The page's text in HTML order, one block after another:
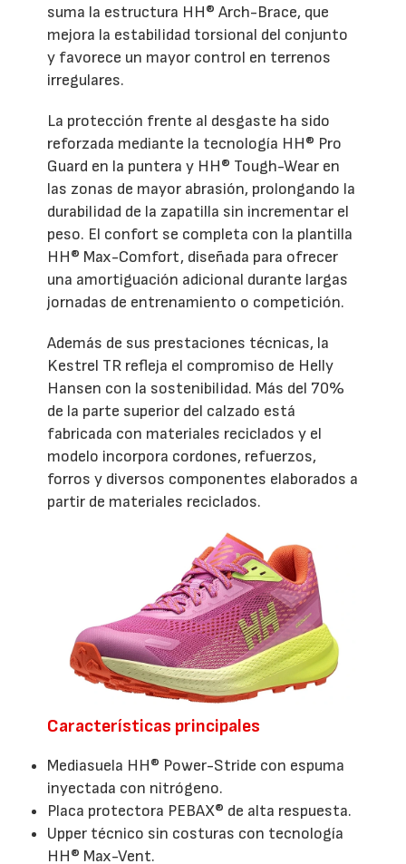
suma la estructura HH® Arch-Brace, que
mejora la estabilidad torsional del conjunto
y favorece un mayor control en terrenos
irregulares.
La protección frente al desgaste ha sido
reforzada mediante la tecnología HH® Pro
Guard en la puntera y HH® Tough-Wear en
las zonas de mayor abrasión, prolongando la
durabilidad de la zapatilla sin incrementar el
peso. El confort se completa con la plantilla
HH® Max-Comfort, diseñada para ofrecer
una amortiguación adicional durante largas
jornadas de entrenamiento o competición.
Además de sus prestaciones técnicas, la
Kestrel TR refleja el compromiso de Helly
Hansen con la sostenibilidad. Más del 70%
de la parte superior del calzado está
fabricada con materiales reciclados y el
modelo incorpora cordones, refuerzos,
forros y diversos componentes elaborados a
partir de materiales reciclados.
Características principales
Mediasuela HH® Power-Stride con espuma
inyectada con nitrógeno.
Placa protectora PEBAX® de alta respuesta.
Upper técnico sin costuras con tecnología
HH® Max-Vent.